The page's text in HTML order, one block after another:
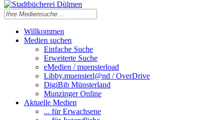
Willkommen
Medien suchen
Einfache Suche
Erweiterte Suche
eMedien / muensterload
Libby.muensterl@nd / OverDrive
DigiBib Münsterland
Munzinger Online
Aktuelle Medien
... für Erwachsene